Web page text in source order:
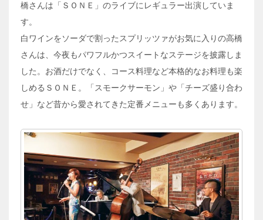
橋さんは「ＳＯＮＥ」のライブにレギュラー出演していま
す。
白ワインをソーダで割ったスプリッツァがお気に入りの高橋
さんは、今夜もパワフルかつスイートなステージを披露しま
した。お酒だけでなく、コース料理など本格的なお料理も楽
しめるＳＯＮＥ。「スモークサーモン」や「チーズ盛り合わ
せ」など昔から愛されてきた定番メニューも多くあります。